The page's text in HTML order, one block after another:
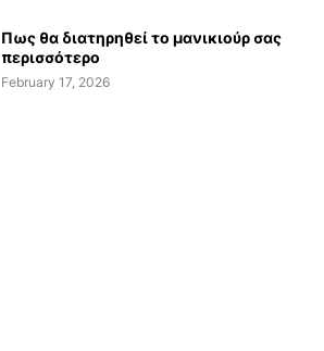
Πως θα διατηρηθεί το μανικιούρ σας
περισσότερο
February 17, 2026